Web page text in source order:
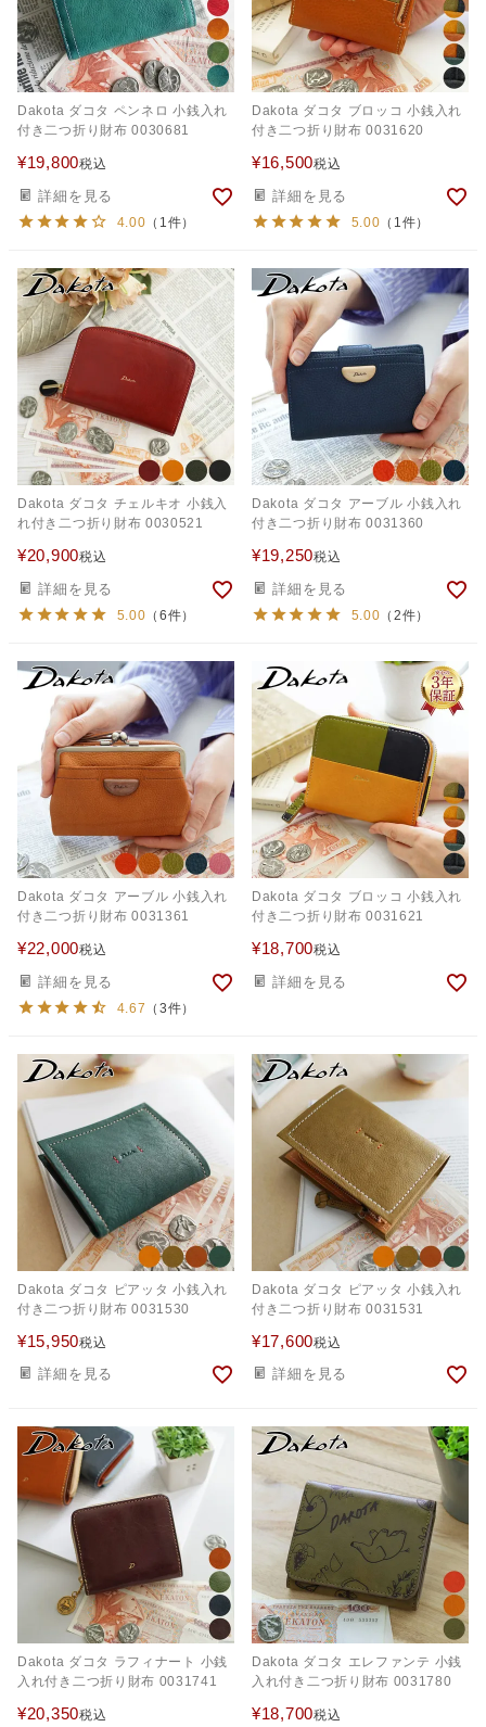
Dakota ダコタ ペンネロ 小銭入れ
付き二つ折り財布 0030681
¥19,800税込
詳細を見る
4.00 （1件）
Dakota ダコタ ブロッコ 小銭入れ
付き二つ折り財布 0031620
¥16,500税込
詳細を見る
5.00 （1件）
Dakota ダコタ チェルキオ 小銭入
れ付き二つ折り財布 0030521
¥20,900税込
詳細を見る
5.00 （6件）
Dakota ダコタ アーブル 小銭入れ
付き二つ折り財布 0031360
¥19,250税込
詳細を見る
5.00 （2件）
Dakota ダコタ アーブル 小銭入れ
付き二つ折り財布 0031361
¥22,000税込
詳細を見る
4.67 （3件）
Dakota ダコタ ブロッコ 小銭入れ
付き二つ折り財布 0031621
¥18,700税込
詳細を見る
Dakota ダコタ ピアッタ 小銭入れ
付き二つ折り財布 0031530
¥15,950税込
詳細を見る
Dakota ダコタ ピアッタ 小銭入れ
付き二つ折り財布 0031531
¥17,600税込
詳細を見る
Dakota ダコタ ラフィナート 小銭
入れ付き二つ折り財布 0031741
¥20,350税込
Dakota ダコタ エレファンテ 小銭
入れ付き二つ折り財布 0031780
¥18,700税込